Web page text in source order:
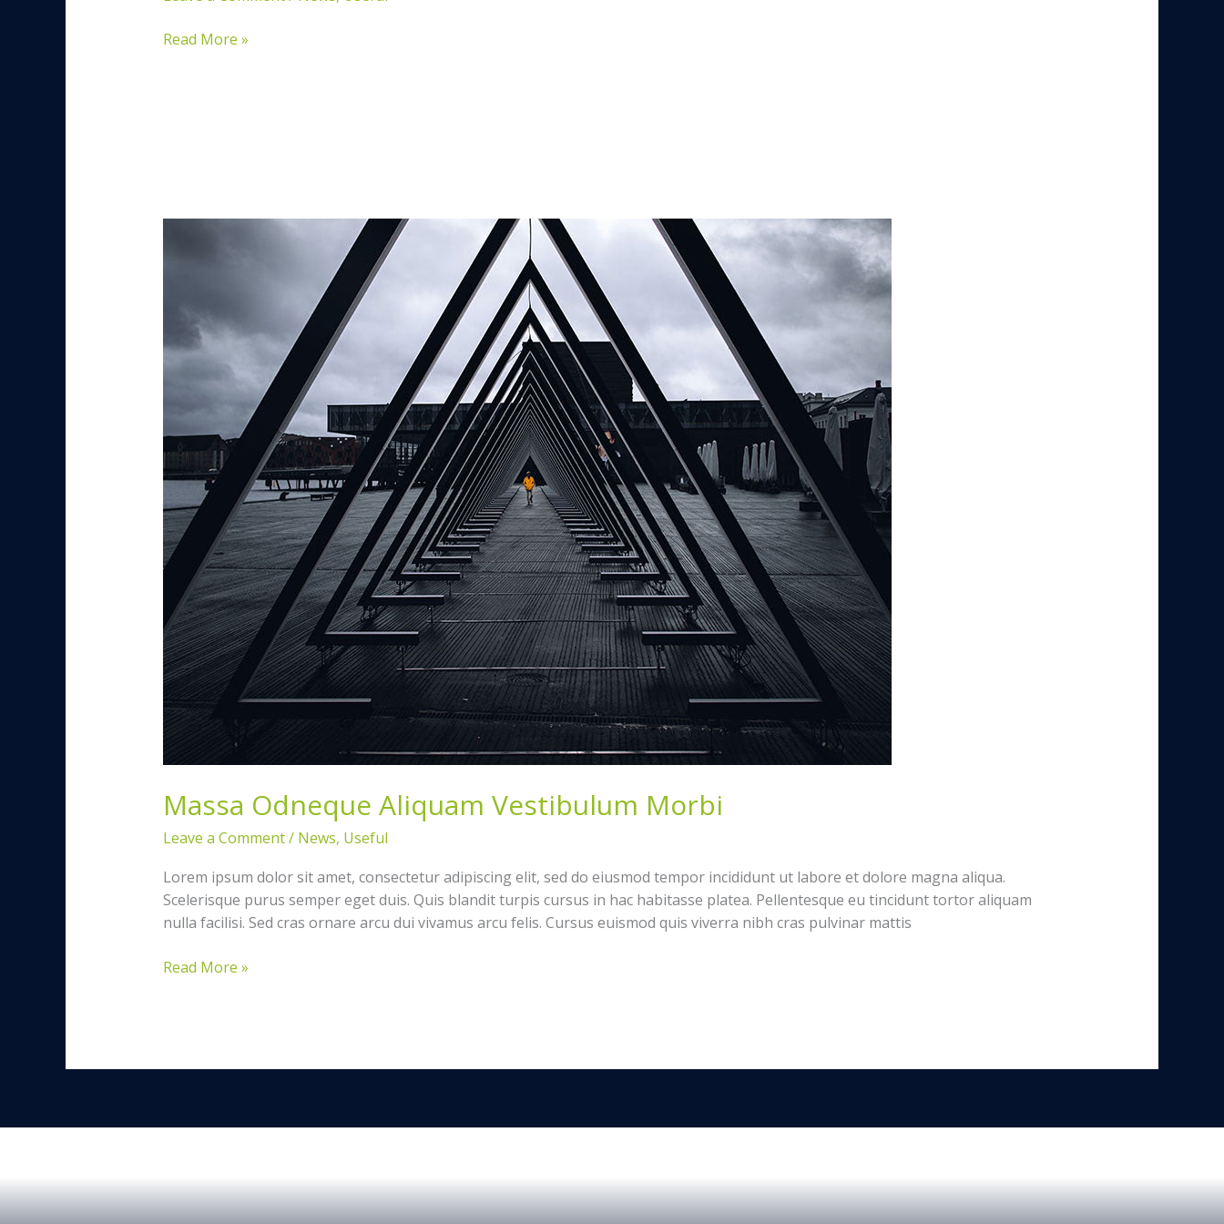
Read More »
Massa Odneque Aliquam Vestibulum Morbi
Leave a Comment/ News, Useful
Lorem ipsum dolor sit amet, consectetur adipiscing elit, sed do eiusmod tempor incididunt ut labore et dolore magna aliqua.
Scelerisque purus semper eget duis. Quis blandit turpis cursus in hac habitasse platea. Pellentesque eu tincidunt tortor aliquam
nulla facilisi. Sed cras ornare arcu dui vivamus arcu felis. Cursus euismod quis viverra nibh cras pulvinar mattis
Morbi
Read More »